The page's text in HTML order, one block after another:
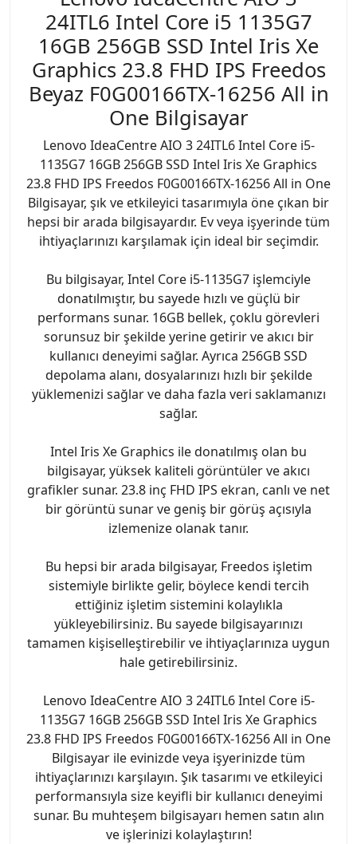
24ITL6 Intel Core i5 1135G7
16GB 256GB SSD Intel Iris Xe
Graphics 23.8 FHD IPS Freedos
Beyaz F0G00166TX-16256 All in
One Bilgisayar
Lenovo IdeaCentre AIO 3 24ITL6 Intel Core i5-
1135G7 16GB 256GB SSD Intel Iris Xe Graphics
23.8 FHD IPS Freedos F0G00166TX-16256 All in One
Bilgisayar, şık ve etkileyici tasarımıyla öne çıkan bir
hepsi bir arada bilgisayardır. Ev veya işyerinde tüm
ihtiyaçlarınızı karşılamak için ideal bir seçimdir.
Bu bilgisayar, Intel Core i5-1135G7 işlemciyle
donatılmıştır, bu sayede hızlı ve güçlü bir
performans sunar. 16GB bellek, çoklu görevleri
sorunsuz bir şekilde yerine getirir ve akıcı bir
kullanıcı deneyimi sağlar. Ayrıca 256GB SSD
depolama alanı, dosyalarınızı hızlı bir şekilde
yüklemenizi sağlar ve daha fazla veri saklamanızı
sağlar.
Intel Iris Xe Graphics ile donatılmış olan bu
bilgisayar, yüksek kaliteli görüntüler ve akıcı
grafikler sunar. 23.8 inç FHD IPS ekran, canlı ve net
bir görüntü sunar ve geniş bir görüş açısıyla
izlemenize olanak tanır.
Bu hepsi bir arada bilgisayar, Freedos işletim
sistemiyle birlikte gelir, böylece kendi tercih
ettiğiniz işletim sistemini kolaylıkla
yükleyebilirsiniz. Bu sayede bilgisayarınızı
tamamen kişiselleştirebilir ve ihtiyaçlarınıza uygun
hale getirebilirsiniz.
Lenovo IdeaCentre AIO 3 24ITL6 Intel Core i5-
1135G7 16GB 256GB SSD Intel Iris Xe Graphics
23.8 FHD IPS Freedos F0G00166TX-16256 All in One
Bilgisayar ile evinizde veya işyerinizde tüm
ihtiyaçlarınızı karşılayın. Şık tasarımı ve etkileyici
performansıyla size keyifli bir kullanıcı deneyimi
sunar. Bu muhteşem bilgisayarı hemen satın alın
ve işlerinizi kolaylaştırın!